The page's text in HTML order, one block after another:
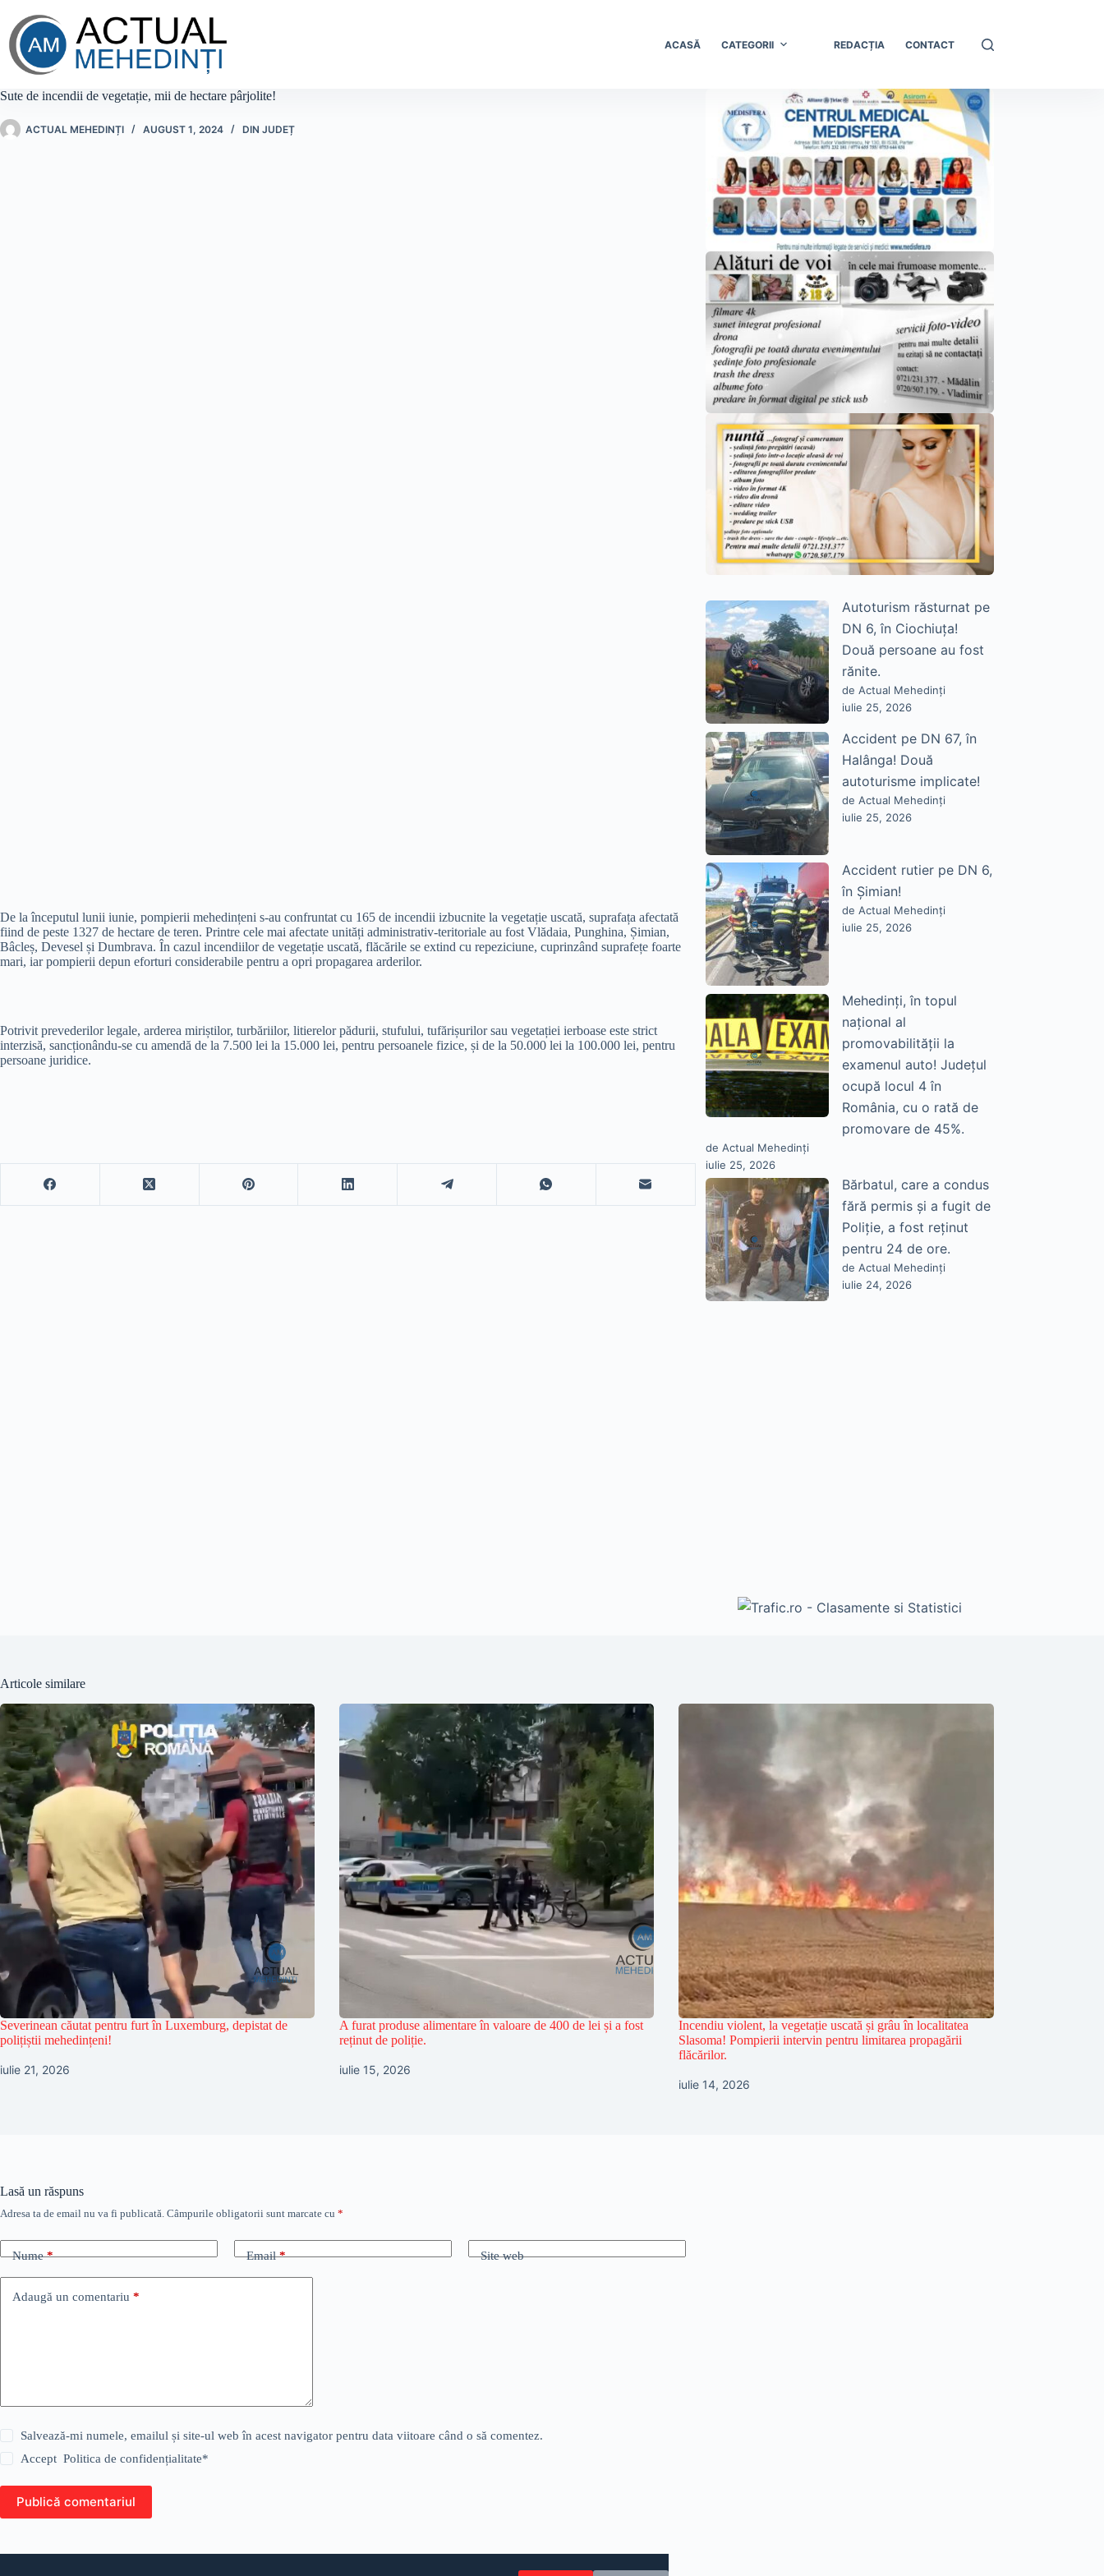
conținut
ACASĂ CATEGORII REDACȚIA CONTACT
Sute de incendii de vegetație, mii de hectare pârjolite!
ACTUAL MEHEDINȚI AUGUST 1, 2024 DIN JUDEȚ
De la începutul lunii iunie, pompierii mehedințeni s-au confruntat cu 165 de incendii izbucnite la vegetație uscată, suprafața afectată
fiind de peste 1327 de hectare de teren. Printre cele mai afectate unități administrativ-teritoriale au fost Vlădaia, Punghina, Șimian,
Bâcleș, Devesel și Dumbrava. În cazul incendiilor de vegetație uscată, flăcările se extind cu repeziciune, cuprinzând suprafețe foarte
mari, iar pompierii depun eforturi considerabile pentru a opri propagarea arderilor.
Potrivit prevederilor legale, arderea miriștilor, turbăriilor, litierelor pădurii, stufului, tufărișurilor sau vegetației ierboase este strict
interzisă, sancționându-se cu amendă de la 7.500 lei la 15.000 lei, pentru persoanele fizice, și de la 50.000 lei la 100.000 lei, pentru
persoane juridice.
Autoturism răsturnat pe
DN 6, în Ciochiuța!
Două persoane au fost
rănite.
de Actual Mehedinți
iulie 25, 2026
Accident pe DN 67, în
Halânga! Două
autoturisme implicate!
de Actual Mehedinți
iulie 25, 2026
Accident rutier pe DN 6,
în Șimian!
de Actual Mehedinți
iulie 25, 2026
Mehedinți, în topul
național al
promovabilității la
examenul auto! Județul
ocupă locul 4 în
România, cu o rată de
promovare de 45%.
de Actual Mehedinți
iulie 25, 2026
Bărbatul, care a condus
fără permis și a fugit de
Poliție, a fost reținut
pentru 24 de ore.
de Actual Mehedinți
iulie 24, 2026
Articole similare
Severinean căutat pentru furt în Luxemburg, depistat de
polițiștii mehedințeni!
iulie 21, 2026
A furat produse alimentare în valoare de 400 de lei și a fost
reținut de poliție.
iulie 15, 2026
Incendiu violent, la vegetație uscată și grâu în localitatea
Slasoma! Pompierii intervin pentru limitarea propagării
flăcărilor.
iulie 14, 2026
Lasă un răspuns
Adresa ta de email nu va fi publicată. Câmpurile obligatorii sunt marcate cu *
Nume* Email* Site web
Adaugă un comentariu *
Salvează-mi numele, emailul și site-ul web în acest navigator pentru data viitoare când o să comentez.
AcceptPolitica de confidențialitate*
Publică comentariul